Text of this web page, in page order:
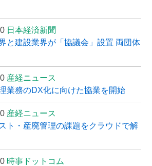
日本経済新聞
と建設業界が「協議会」設置 両団体
産経ニュース
業務のDX化に向けた協業を開始
産経ニュース
ト・産廃管理の課題をクラウドで解
時事ドットコム